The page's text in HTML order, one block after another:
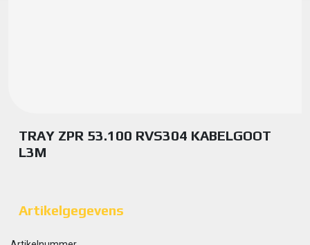
TRAY ZPR 53.100 RVS304 KABELGOOT
L3M
Artikelgegevens